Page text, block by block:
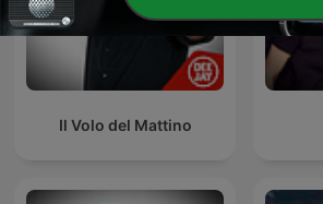
Il Volo del Mattino